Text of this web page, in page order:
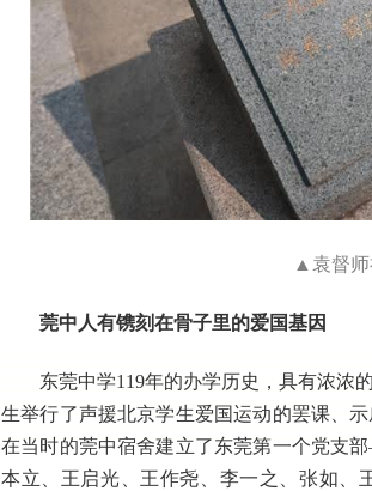
▲袁督师
莞中人有镌刻在骨子里的爱国基因
东莞中学119年的办学历史，具有浓浓
生举行了声援北京学生爱国运动的罢课、
在当时的莞中宿舍建立了东莞第一个党支
本立、王启光、王作尧、李一之、张如、